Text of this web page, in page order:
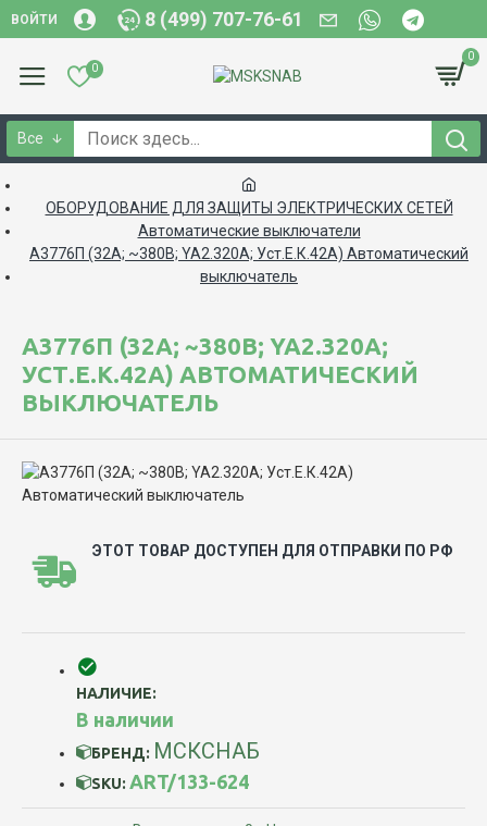
ВОЙТИ 8 (499) 707-76-61
0
0
Все
ОБОРУДОВАНИЕ ДЛЯ ЗАЩИТЫ ЭЛЕКТРИЧЕСКИХ СЕТЕЙ
Автоматические выключатели
А3776П (32А; ~380В; YA2.320А; Уст.Е.К.42А) Автоматический
выключатель
А3776П (32А; ~380В; YA2.320А;
УСТ.Е.К.42А) АВТОМАТИЧЕСКИЙ
ВЫКЛЮЧАТЕЛЬ
ЭТОТ ТОВАР ДОСТУПЕН ДЛЯ ОТПРАВКИ ПО РФ
НАЛИЧИЕ:
В наличии
БРЕНД: МСКСНАБ
SKU: ART/133-624